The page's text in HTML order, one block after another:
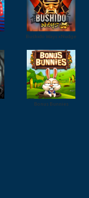
Bushido Ways xNudge
Bonus Bunnies